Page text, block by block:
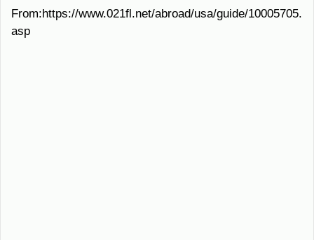
From:https://www.021fl.net/abroad/usa/guide/10005705.
asp